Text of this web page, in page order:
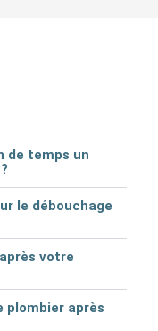
de temps un
le débouchage
votre
plombier après